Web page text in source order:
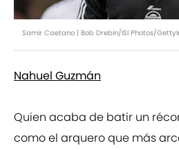
Samir Caetano | Bob Drebin/ISI Photos/
Nahuel Guzmán
Quien acaba de batir un
como el arquero que más